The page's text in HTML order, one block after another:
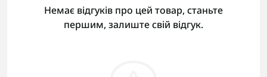
Немає відгуків про цей товар, станьте
першим, залиште свій відгук.